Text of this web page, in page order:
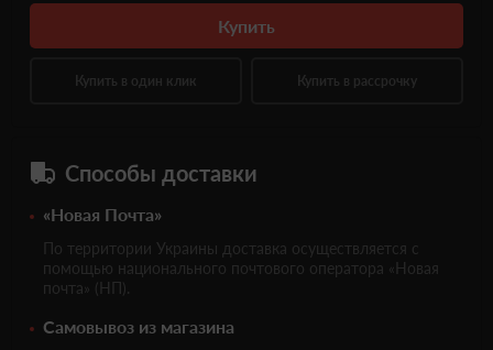
Купить
Купить в один клик Купить в рассрочку
Способы доставки
«Новая Почта»
По территории Украины доставка осуществляется с
помощью национального почтового оператора «Новая
почта» (НП).
Самовывоз из магазина